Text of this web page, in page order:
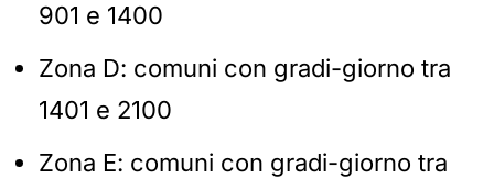
901 e 1400
Zona D: comuni con gradi-giorno tra
1401 e 2100
Zona E: comuni con gradi-giorno tra